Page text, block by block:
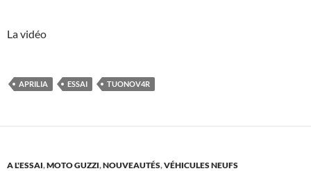
La vidéo
APRILIA ESSAI TUONOV4R
A L'ESSAI,MOTO GUZZI,NOUVEAUTÉS,VÉHICULES NEUFS